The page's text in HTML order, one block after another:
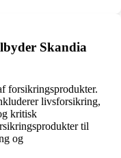
Skandia
forsikringsprodukter.
livsforsikring,
kritisk
til
og